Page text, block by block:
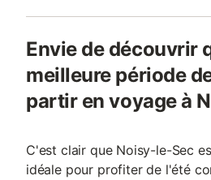
Envie de découvrir
meilleure période
partir en voyage à
C'est clair que Noisy-le-Sec
idéale pour profiter de l'été